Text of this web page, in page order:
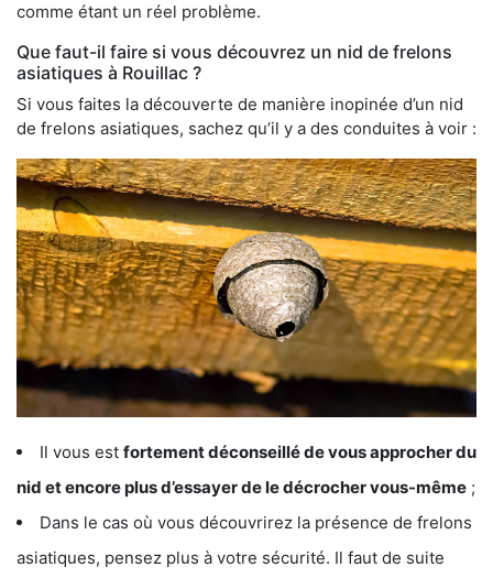
comme étant un réel problème.
Que faut-il faire si vous découvrez un nid de frelons
asiatiques à Rouillac ?
Si vous faites la découverte de manière inopinée d’un nid
de frelons asiatiques, sachez qu’il y a des conduites à voir :
Il vous est fortement déconseillé de vous approcher du
nid et encore plus d’essayer de le décrocher vous-même ;
Dans le cas où vous découvrirez la présence de frelons
asiatiques, pensez plus à votre sécurité. Il faut de suite